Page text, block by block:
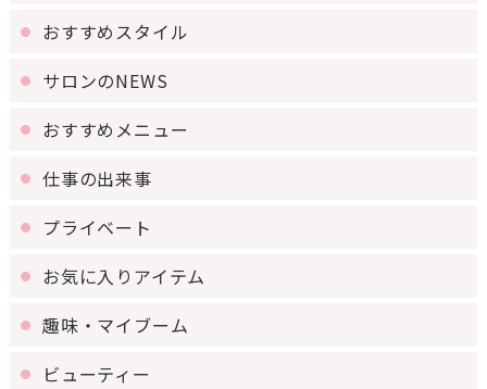
おすすめスタイル
サロンのNEWS
おすすめメニュー
仕事の出来事
プライベート
お気に入りアイテム
趣味・マイブーム
ビューティー